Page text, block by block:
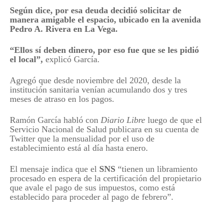
Según dice, por esa deuda decidió solicitar de
manera amigable el espacio, ubicado en la avenida
Pedro A. Rivera en La Vega.
“Ellos sí deben dinero, por eso fue que se les pidió
el local”, explicó García.
Agregó que desde noviembre del 2020, desde la
institución sanitaria venían acumulando dos y tres
meses de atraso en los pagos.
Ramón García habló con Diario Libre luego de que el
Servicio Nacional de Salud publicara en su cuenta de
Twitter que la mensualidad por el uso de
establecimiento está al día hasta enero.
El mensaje indica que el SNS “tienen un libramiento
procesado en espera de la certificación del propietario
que avale el pago de sus impuestos, como está
establecido para proceder al pago de febrero”.